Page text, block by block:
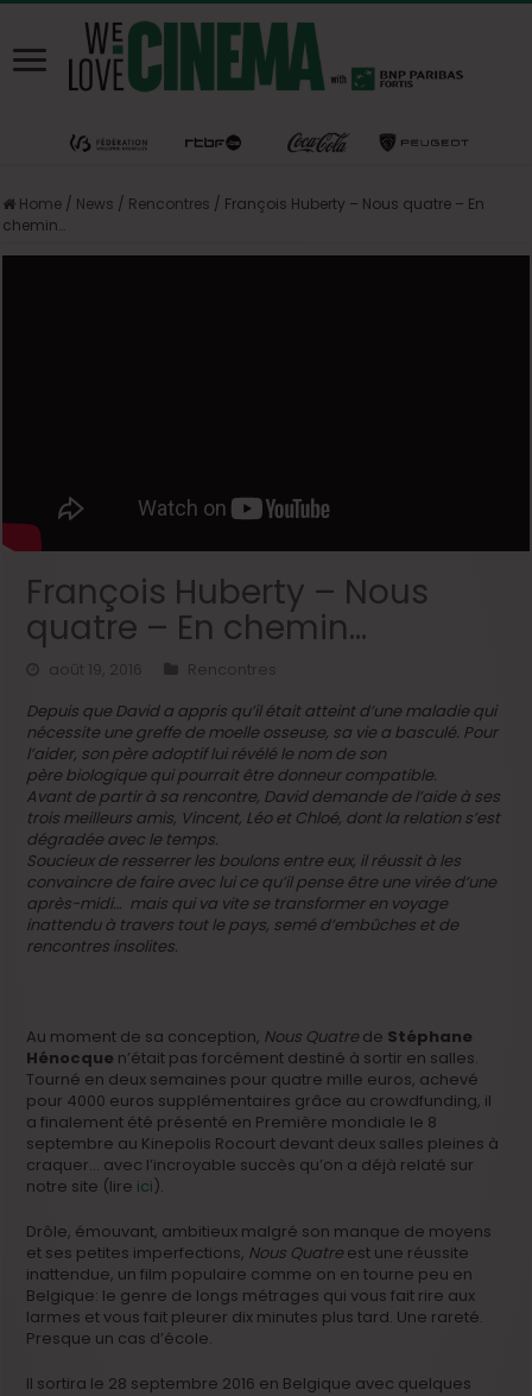
Home / News / Rencontres / François Huberty – Nous quatre – En
chemin…
François Huberty – Nous
quatre – En chemin…
août 19, 2016
Rencontres
Depuis que David a appris qu’il était atteint d’une maladie qui
nécessite une greffe de moelle osseuse, sa vie a basculé. Pour
l’aider, son père adoptif lui révélé le nom de son
père biologique qui pourrait être donneur compatible.
Avant de partir à sa rencontre, David demande de l’aide à ses
trois meilleurs amis, Vincent, Léo et Chloé, dont la relation s’est
dégradée avec le temps.
Soucieux de resserrer les boulons entre eux, il réussit à les
convaincre de faire avec lui ce qu’il pense être une virée d’une
après-midi… mais qui va vite se transformer en voyage
inattendu à travers tout le pays, semé d’embûches et de
rencontres insolites.
Au moment de sa conception, Nous Quatre de Stéphane
Hénocque n’était pas forcément destiné à sortir en salles.
Tourné en deux semaines pour quatre mille euros, achevé
pour 4000 euros supplémentaires grâce au crowdfunding, il
a finalement été présenté en Première mondiale le 8
septembre au Kinepolis Rocourt devant deux salles pleines à
craquer… avec l’incroyable succès qu’on a déjà relaté sur
notre site (lire ici).
Drôle, émouvant, ambitieux malgré son manque de moyens
et ses petites imperfections, Nous Quatre est une réussite
inattendue, un film populaire comme on en tourne peu en
Belgique: le genre de longs métrages qui vous fait rire aux
larmes et vous fait pleurer dix minutes plus tard. Une rareté.
Presque un cas d’école.
Il sortira le 28 septembre 2016 en Belgique avec quelques